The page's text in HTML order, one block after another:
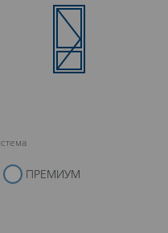
ПРЕМИУМ